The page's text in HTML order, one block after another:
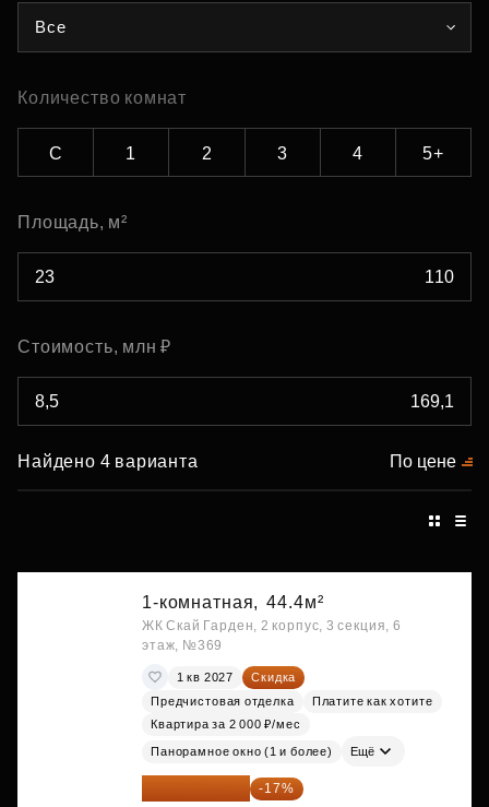
Все
Количество комнат
С 1 2 3 4 5+
Площадь, м²
Стоимость, млн ₽
Найдено 4 варианта По цене
1-комнатная, 44.4м²
ЖК Скай Гарден, 2 корпус, 3 секция, 6
этаж, №369
1 кв 2027
Скидка
Предчистовая отделка
Платите как хотите
Квартира за 2 000 ₽/мес
Панорамное окно (1 и более) Ещё
20 084 340 ₽ -17%